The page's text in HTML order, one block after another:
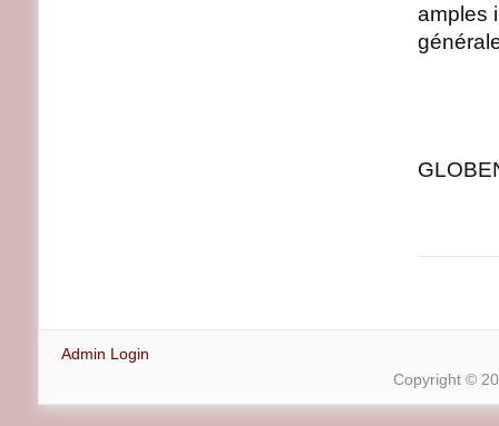
amples
Admin Login
Copyright ©